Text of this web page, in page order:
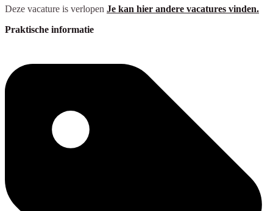
Deze vacature is verlopen Je kan hier andere vacatures vinden.
Praktische informatie